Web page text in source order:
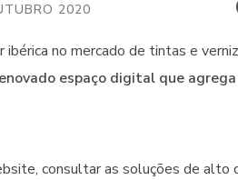
2020
ibérica no mercado de tintas e
espaço digital que
consultar as soluções de alto